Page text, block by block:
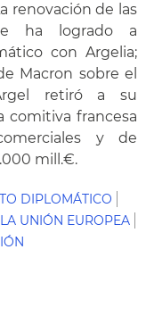
renovación de las
se ha logrado a
con Argelia;
Macron sobre el
retiró a su
comitiva francesa
y de
mill.€.
DIPLOMÁTICO
UNIÓN EUROPEA